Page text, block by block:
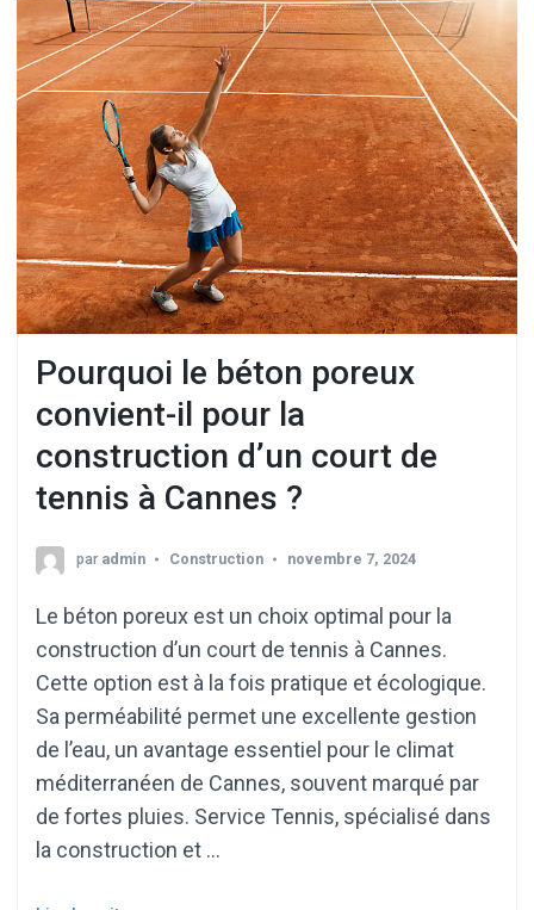
Pourquoi le béton poreux
convient-il pour la
construction d’un court de
tennis à Cannes ?
par admin Construction novembre 7, 2024
Le béton poreux est un choix optimal pour la
construction d’un court de tennis à Cannes.
Cette option est à la fois pratique et écologique.
Sa perméabilité permet une excellente gestion
de l’eau, un avantage essentiel pour le climat
méditerranéen de Cannes, souvent marqué par
de fortes pluies. Service Tennis, spécialisé dans
la construction et …